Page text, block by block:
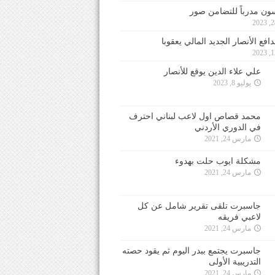
مدرباً للتضامن صور
الأنصار الجديد المالي يعقوبا
علي علاء الدين يوقع للأنصار
يوليو 8, 2023
محمد قصاص اول لاعب لبناني احترف
في الدوري الأردني
مارس 24, 2021
مشكلة ايوب حلت بهدوء
مارس 24, 2021
جاسبرت تلقى تقرير شامل عن كل
لاعبي فريقه
مارس 24, 2021
جاسبرت يجتمع ببدر اليوم ثم يقود حصته
التدريبية الأولى
مارس 24, 2021